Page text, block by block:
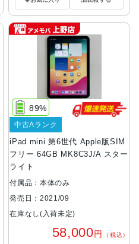
iPad mini 第6世代 Apple版SIM
フリー 64GB MK8C3J/A スター
ライト
89%
中古Aランク
付属品：本体のみ
発売日：2021/09
在庫なし(入荷未定)
58,000円 （税込）